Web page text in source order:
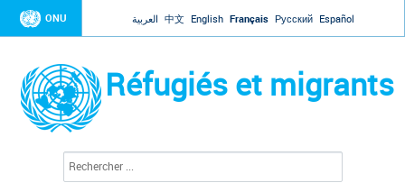
Jump to navigation
ONU العربية 中文 English Français Русский Español
Réfugiés et migrants